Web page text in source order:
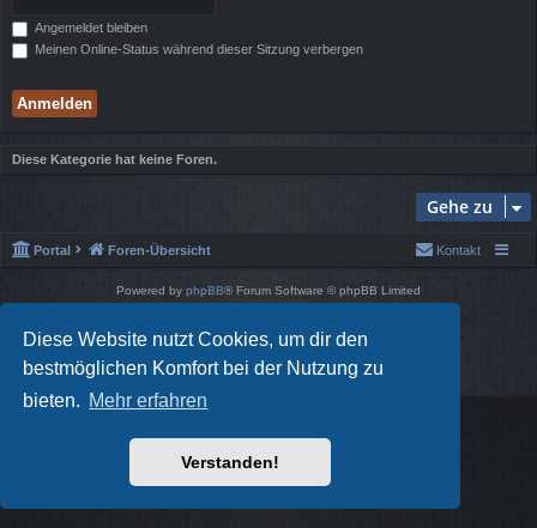
Diese Website nutzt Cookies, um dir den
bestmöglichen Komfort bei der Nutzung zu
bieten. Mehr erfahren
Verstanden!
Angemeldet bleiben
Meinen Online-Status während dieser Sitzung verbergen
Diese Kategorie hat keine Foren.
Gehe zu
Portal Foren-Übersicht Kontakt
Powered by phpBB® Forum Software © phpBB Limited
Deutsche Übersetzung durchphpBB.de